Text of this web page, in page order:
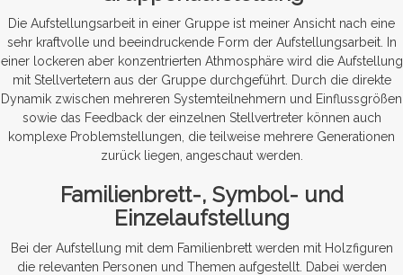
Die Aufstellungsarbeit in einer Gruppe ist meiner Ansicht nach eine
sehr kraftvolle und beeindruckende Form der Aufstellungsarbeit. In
einer lockeren aber konzentrierten Athmosphäre wird die Aufstellung
mit Stellvertetern aus der Gruppe durchgeführt. Durch die direkte
Dynamik zwischen mehreren Systemteilnehmern und Einflussgrößen
sowie das Feedback der einzelnen Stellvertreter können auch
komplexe Problemstellungen, die teilweise mehrere Generationen
zurück liegen, angeschaut werden.
Familienbrett-, Symbol- und
Einzelaufstellung
Bei der Aufstellung mit dem Familienbrett werden mit Holzfiguren
die relevanten Personen und Themen aufgestellt. Dabei werden